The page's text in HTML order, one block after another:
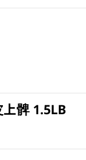
髀 1.5LB